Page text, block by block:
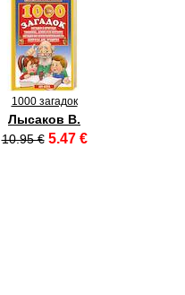
1000 загадок
Лысаков В.
10.95 € 5.47 €